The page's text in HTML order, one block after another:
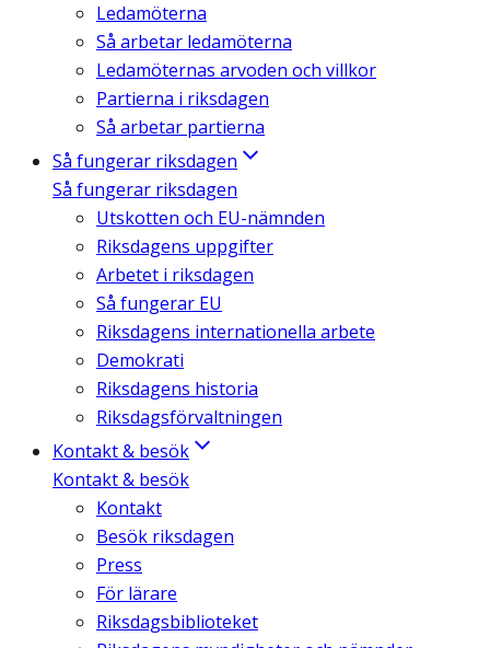
Ledamöterna
Så arbetar ledamöterna
Ledamöternas arvoden och villkor
Partierna i riksdagen
Så arbetar partierna
Så fungerar riksdagen
Så fungerar riksdagen
Utskotten och EU-nämnden
Riksdagens uppgifter
Arbetet i riksdagen
Så fungerar EU
Riksdagens internationella arbete
Demokrati
Riksdagens historia
Riksdagsförvaltningen
Kontakt & besök
Kontakt & besök
Kontakt
Besök riksdagen
Press
För lärare
Riksdagsbiblioteket